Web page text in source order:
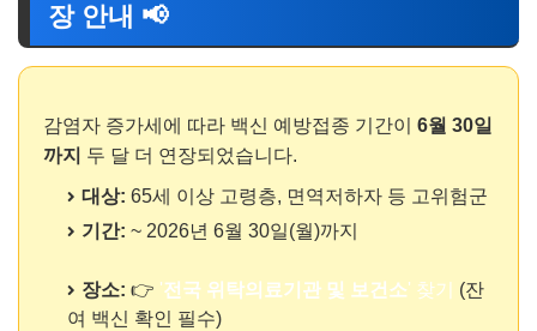
장 안내 📢
감염자 증가세에 따라 백신 예방접종 기간이 6월 30일
까지 두 달 더 연장되었습니다.
대상: 65세 이상 고령층, 면역저하자 등 고위험군
기간: ~ 2026년 6월 30일(월)까지
장소: 👉 '전국 위탁의료기관 및 보건소' 찾기
(잔
여 백신 확인 필수)